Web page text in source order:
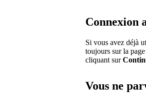
Connexion
Si vous avez déjà
toujours sur la page
cliquant sur
Vous ne